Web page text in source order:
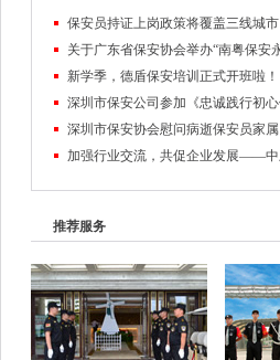
保安员持证上岗政策将覆盖三线城市
新学季，德盾保安培训正式开班啦！
深圳市保安协会慰问病逝保安员家属
推荐服务